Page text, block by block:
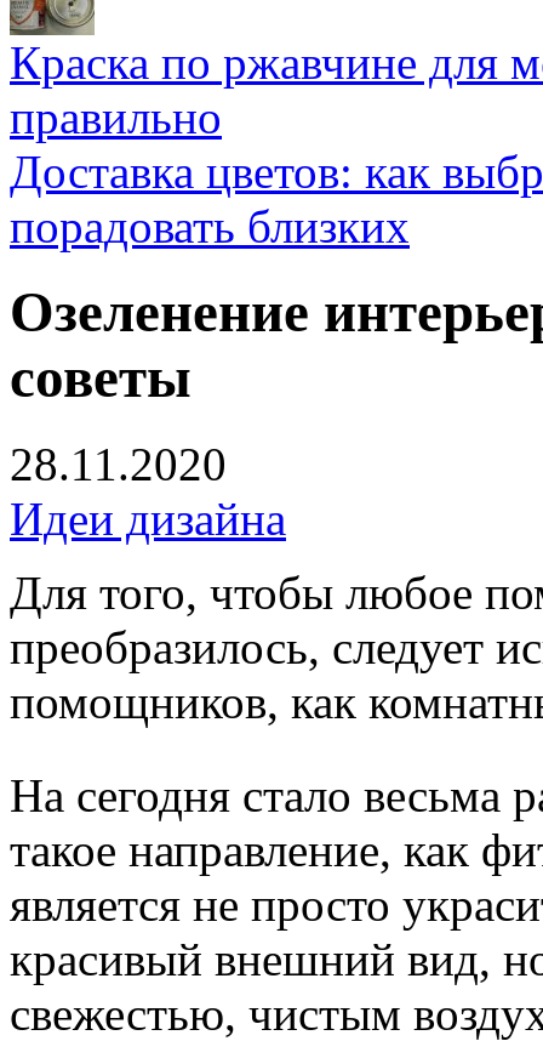
Краска по ржавчине для
правильно
Доставка цветов: как
порадовать близких
Озеленение
советы
28.11.2020
Идеи дизайна
Для того, чтобы любое
преобразилось, следует
помощников, как
На сегодня стало весьма
такое направление, как
является не просто
красивый внешний вид,
свежестью, чистым